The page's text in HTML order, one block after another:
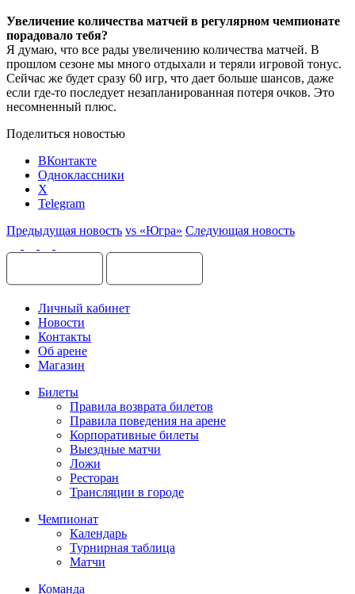
Увеличение количества матчей в регулярном чемпионате
порадовало тебя?
Я думаю, что все рады увеличению количества матчей. В
прошлом сезоне мы много отдыхали и теряли игровой тонус.
Сейчас же будет сразу 60 игр, что дает больше шансов, даже
если где-то последует незапланированная потеря очков. Это
несомненный плюс.
Поделиться новостью
ВКонтакте
Одноклассники
X
Telegram
Предыдущая новость vs «Югра» Следующая новость
Личный кабинет
Новости
Контакты
Об арене
Магазин
Билеты
Правила возврата билетов
Правила поведения на арене
Корпоративные билеты
Выездные матчи
Ложи
Ресторан
Трансляции в городе
Чемпионат
Календарь
Турнирная таблица
Матчи
Команда